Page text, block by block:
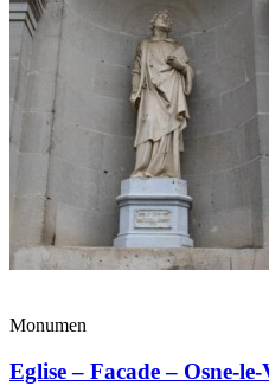
Monumen
Eglise – Facade – Osne-le-